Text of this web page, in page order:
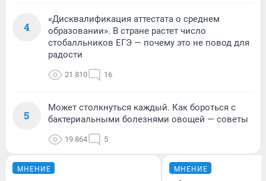
4
«Дисквалификация аттестата о среднем
образовании». В стране растет число
стобалльников ЕГЭ — почему это не повод для
радости
21 810 16
5
Может столкнуться каждый. Как бороться с
бактериальными болезнями овощей — советы
19 864 5
МНЕНИЕ МНЕНИЕ